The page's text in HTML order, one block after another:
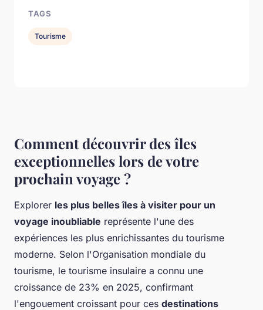
Comment découvrir des îles
exceptionnelles lors de votre
prochain voyage ?
Explorer les plus belles îles à visiter pour un
voyage inoubliable représente l'une des
expériences les plus enrichissantes du tourisme
moderne. Selon l'Organisation mondiale du
tourisme, le tourisme insulaire a connu une
croissance de 23% en 2025, confirmant
l'engouement croissant pour ces destinations
TAGS
Tourisme